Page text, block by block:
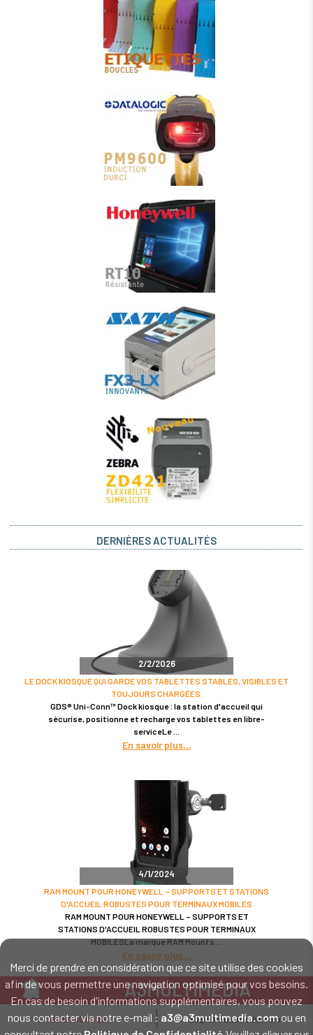
Merci de prendre en considération que ce site utilise des cookies
afin de vous permettre une navigation optimisé pour vos besoins.
En cas de besoin d'informations supplémentaires, vous pouvez
nous contacter via notre e-mail : a3@a3multimedia.comou en
DERNIÈRES ACTUALITÉS
2/2/2026
LE DOCK KIOSQUE QUI GARDE VOS TABLETTES STABLES, VISIBLES ET
TOUJOURS CHARGÉES.
GDS® Uni-Conn™ Dock kiosque : la station d'accueil qui
sécurise, positionne et recharge vos tablettes en libre-
serviceLe
En savoir plus
4/1/2024
RAM MOUNT POUR HONEYWELL – SUPPORTS ET STATIONS
D'ACCUEIL ROBUSTES POUR TERMINAUX MOBILES
RAM MOUNT POUR HONEYWELL – SUPPORTS ET
STATIONS D'ACCUEIL ROBUSTES POUR TERMINAUX
MOBILESLa marque RAM Mounts
En savoir plus
A3MULTIMEDIA
LE SPÉCIALISTE MATÉRIEL ET LOGICIEL CODE BARRE
Intervention sur tout le territoire : Cholet - Nantes - Angers - Rennes - Le
02 52 45 00 20 a3@a3multimedia.com